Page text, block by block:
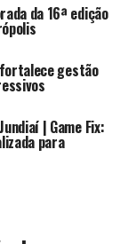
da 16ª edição
gestão
| Game Fix:
para